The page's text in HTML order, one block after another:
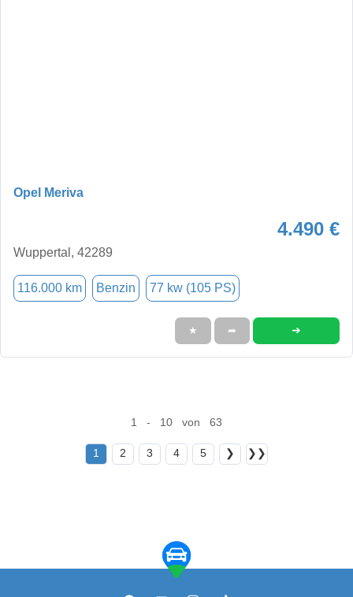
Opel Meriva
4.490 €
Wuppertal, 42289
116.000 km Benzin 77 kw (105 PS)
★ ➦ ➜
1 - 10 von 63
1 2 3 4 5 ❯ ❯❯